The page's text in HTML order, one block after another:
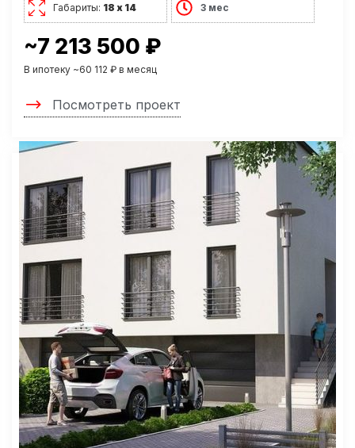
Габариты: 18 х 14 3 мес
~7 213 500 ₽
В ипотеку ~60 112 ₽ в месяц
Посмотреть проект